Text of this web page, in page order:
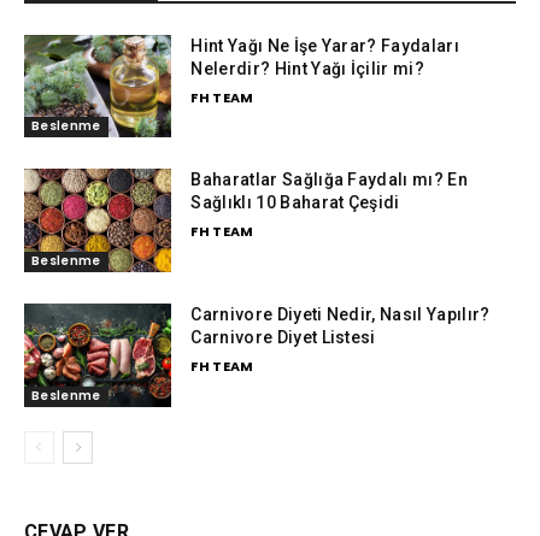
Beslenme
Hint Yağı Ne İşe Yarar? Faydaları
Nelerdir? Hint Yağı İçilir mi?
FH TEAM
Beslenme
Baharatlar Sağlığa Faydalı mı? En
Sağlıklı 10 Baharat Çeşidi
FH TEAM
Beslenme
Carnivore Diyeti Nedir, Nasıl Yapılır?
Carnivore Diyet Listesi
FH TEAM
CEVAP VER